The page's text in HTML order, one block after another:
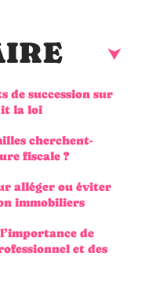
de succession sur
la loi
cherchent-
fiscale ?
alléger ou éviter
immobiliers
de
et des